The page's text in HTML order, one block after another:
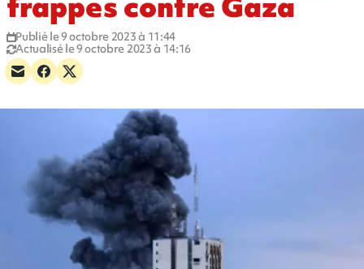
Publié le 9 octobre 2023 à 11:44
Actualisé le 9 octobre 2023 à 14:16